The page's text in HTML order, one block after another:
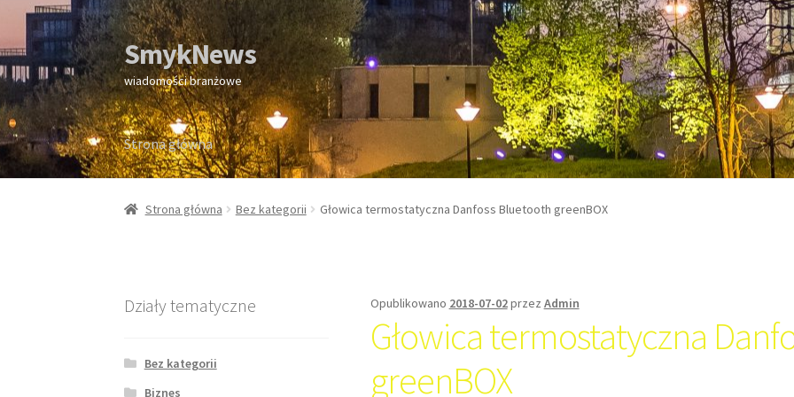
Przejdź
do
nawigacji
Przejdź
do
treści
SmykNews
wiadomości branżowe
Strona główna
Strona główna
Strona główna Bez kategorii Głowica termostatyczna Danfoss Bluetooth greenBOX
Opublikowano 2018-07-02przez Admin
Głowica termostatyczna
greenBOX
Działy tematyczne
Bez kategorii
Biznes